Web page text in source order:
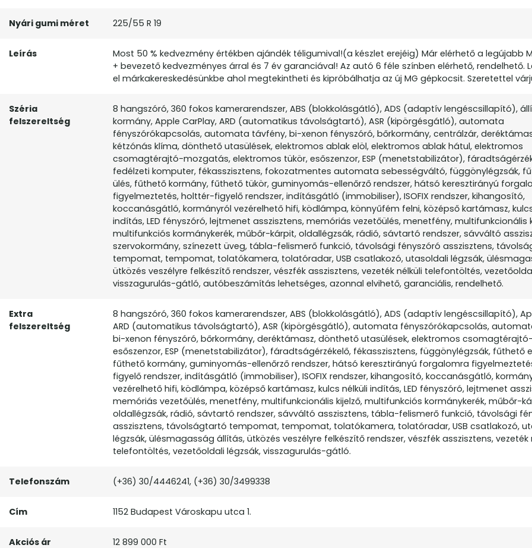
Nyári gumi méret 225/55 R 19
Leírás
Most 50 % kedvezmény értékben ajándék téligumival!(a készlet erejéig) Már elérhető a legújabb
+ bevezető kedvezményes árral és 7 év garanciával! Az autó 6 féle színben elérhető, rendelhető.
el márkakereskedésünkbe ahol megtekintheti és kipróbálhatja az új MG gépkocsit. Szeretettel
Széria
felszereltség
8 hangszóró, 360 fokos kamerarendszer, ABS (blokkolásgátló), ADS (adaptív lengéscsillapító),
kormány, Apple CarPlay, ARD (automatikus távolságtartó), ASR (kipörgésgátló), automata
fényszórókapcsolás, automata távfény, bi-xenon fényszóró, bőrkormány, centrálzár,
kétzónás klíma, dönthető utasülések, elektromos ablak elöl, elektromos ablak hátul, elektromos
csomagtérajtó-mozgatás, elektromos tükör, esőszenzor, ESP (menetstabilizátor),
fedélzeti komputer, fékasszisztens, fokozatmentes automata sebességváltó, függönylégzsák,
ülés, fűthető kormány, fűthető tükör, guminyomás-ellenőrző rendszer, hátsó keresztirányú
figyelmeztetés, holttér-figyelő rendszer, indításgátló (immobiliser), ISOFIX rendszer, kihangosító,
koccanásgátló, kormányról vezérelhető hifi, ködlámpa, könnyűfém felni, középső kartámasz,
indítás, LED fényszóró, lejtmenet asszisztens, memóriás vezetőülés, menetfény, multifunkcionális
multifunkciós kormánykerék, műbőr-kárpit, oldallégzsák, rádió, sávtartó rendszer, sávváltó
szervokormány, színezett üveg, tábla-felismerő funkció, távolsági fényszóró asszisztens,
tempomat, tempomat, tolatókamera, tolatóradar, USB csatlakozó, utasoldali légzsák,
ütközés veszélyre felkészítő rendszer, vészfék asszisztens, vezeték nélküli telefontöltés,
visszagurulás-gátló, autóbeszámítás lehetséges, azonnal elvihető, garanciális, rendelhető.
Extra
felszereltség
8 hangszóró, 360 fokos kamerarendszer, ABS (blokkolásgátló), ADS (adaptív lengéscsillapító),
ARD (automatikus távolságtartó), ASR (kipörgésgátló), automata fényszórókapcsolás,
bi-xenon fényszóró, bőrkormány, deréktámasz, dönthető utasülések, elektromos
esőszenzor, ESP (menetstabilizátor), fáradtságérzékelő, fékasszisztens, függönylégzsák, fűthető
fűthető kormány, guminyomás-ellenőrző rendszer, hátsó keresztirányú forgalomra
figyelő rendszer, indításgátló (immobiliser), ISOFIX rendszer, kihangosító, koccanásgátló,
vezérelhető hifi, ködlámpa, középső kartámasz, kulcs nélküli indítás, LED fényszóró, lejtmenet
memóriás vezetőülés, menetfény, multifunkcionális kijelző, multifunkciós kormánykerék, műbőr-
oldallégzsák, rádió, sávtartó rendszer, sávváltó asszisztens, tábla-felismerő funkció, távolsági
asszisztens, távolságtartó tempomat, tempomat, tolatókamera, tolatóradar, USB csatlakozó,
légzsák, ülésmagasság állítás, ütközés veszélyre felkészítő rendszer, vészfék asszisztens, vezeték
telefontöltés, vezetőoldali légzsák, visszagurulás-gátló.
Telefonszám (+36) 30/4446241, (+36) 30/3499338
Cím 1152 Budapest Városkapu utca 1.
Akciós ár 12 899 000 Ft